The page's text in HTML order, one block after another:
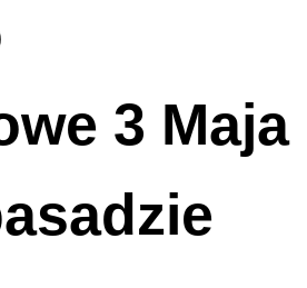
3 Maja